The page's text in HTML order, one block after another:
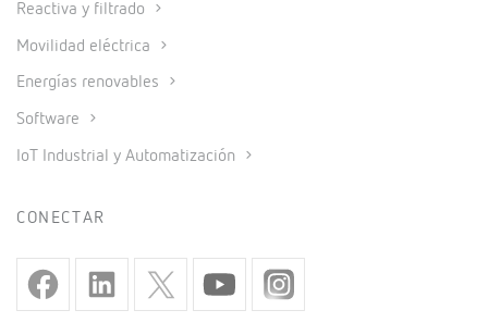
Reactiva y filtrado
Movilidad eléctrica
Energías renovables
Software
IoT Industrial y Automatización
CONECTAR